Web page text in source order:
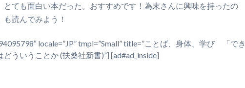
とても面白い本だった。おすすめです！為末さんに興味を持ったの
読んでみよう！
locale=”JP” tmpl=”Small” title=”ことば、身体、学び 「でき
ういうことか (扶桑社新書)”] [ad#ad_inside]